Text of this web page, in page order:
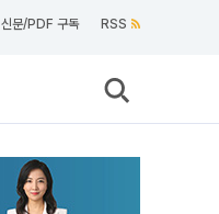
신문/PDF 구독 RSS